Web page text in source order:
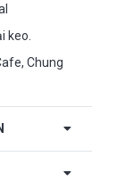
keo.
Chung